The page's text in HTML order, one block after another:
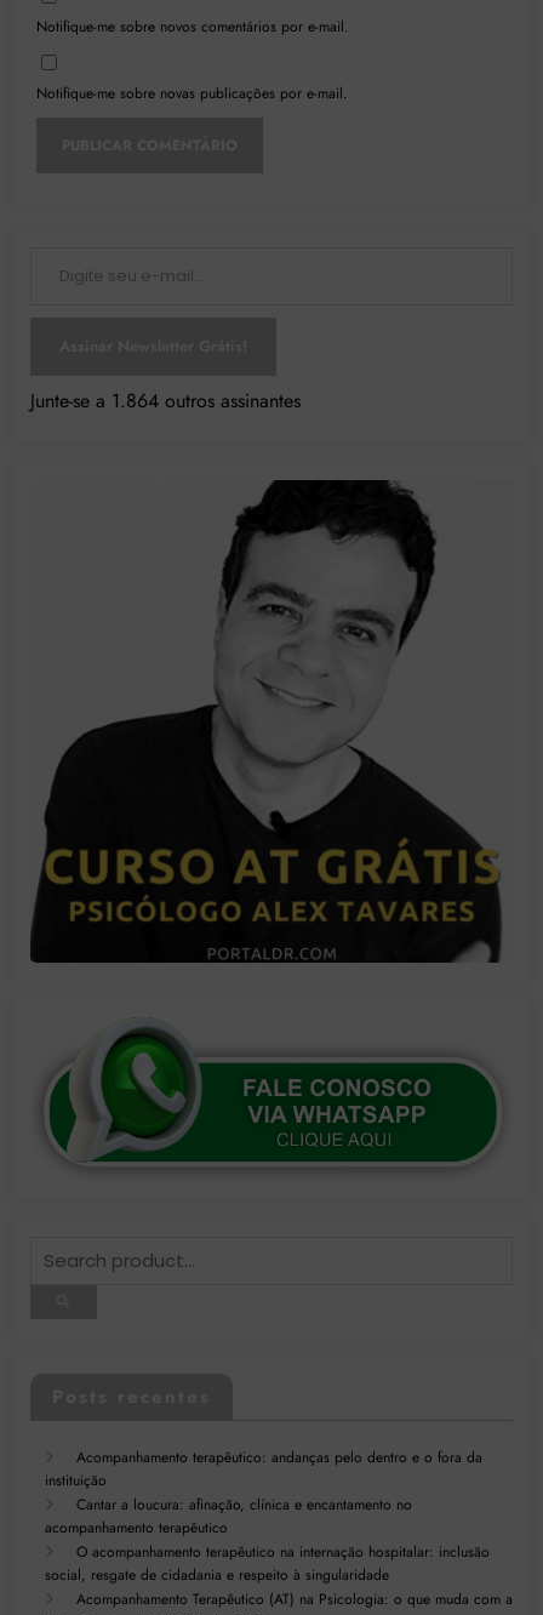
Notifique-me sobre novos comentários por e-mail.
Notifique-me sobre novas publicações por e-mail.
Junte-se a 1.864 outros assinantes
Acompanhamento terapêutico: andanças pelo dentro e o fora da
instituição
Cantar a loucura: afinação, clínica e encantamento no
acompanhamento terapêutico
O acompanhamento terapêutico na internação hospitalar: inclusão
social, resgate de cidadania e respeito à singularidade
Acompanhamento Terapêutico (AT) na Psicologia: o que muda com a